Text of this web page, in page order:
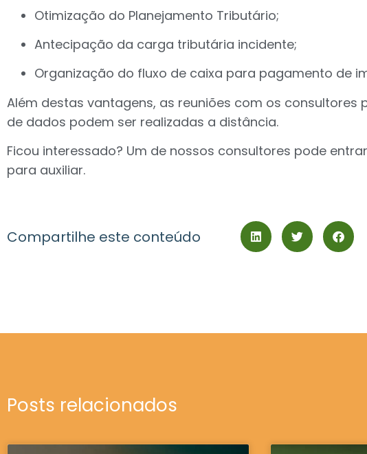
Otimização do Planejamento Tributário;
Antecipação da carga tributária incidente;
Organização do fluxo de caixa para pagamento de
Além destas vantagens, as reuniões com os consultores
de dados podem ser realizadas a distância.
Ficou interessado? Um de nossos consultores pode
para auxiliar.
Compartilhe este conteúdo
Posts relacionados